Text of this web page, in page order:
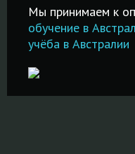
ПОДРОБНЕЕ
Мы принимаем к
обучение в
учёба в Австралии